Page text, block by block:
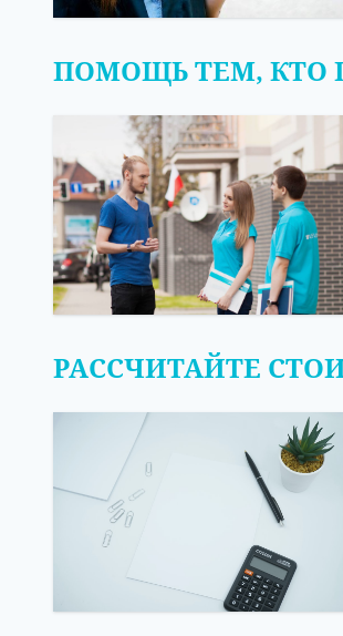
ПОМОЩЬ ТЕМ, КТО
РАССЧИТАЙТЕ